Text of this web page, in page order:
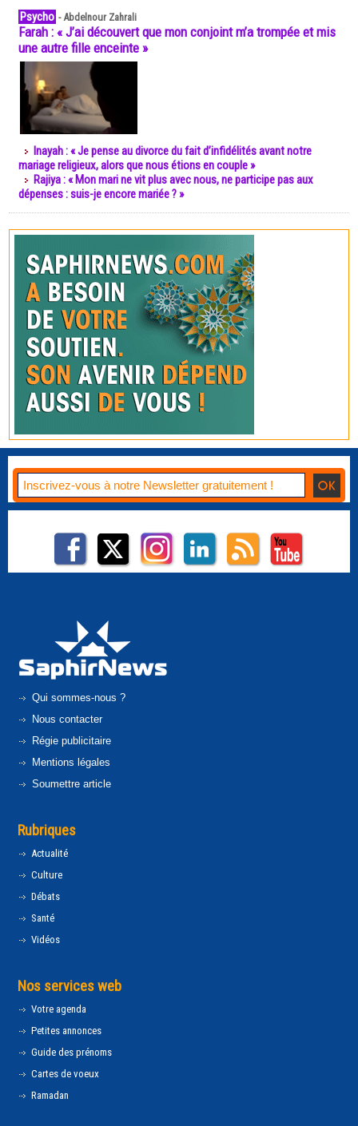
Psycho -Abdelnour Zahrali
Farah : « J’ai découvert que mon conjoint m’a trompée et mis
une autre fille enceinte »
Inayah : « Je pense au divorce du fait d’infidélités avant notre
mariage religieux, alors que nous étions en couple »
Rajiya : « Mon mari ne vit plus avec nous, ne participe pas aux
dépenses : suis-je encore mariée ? »
Qui sommes-nous ?
Nous contacter
Régie publicitaire
Mentions légales
Soumettre article
Rubriques
Actualité
Culture
Débats
Santé
Vidéos
Nos services web
Votre agenda
Petites annonces
Guide des prénoms
Cartes de voeux
Ramadan